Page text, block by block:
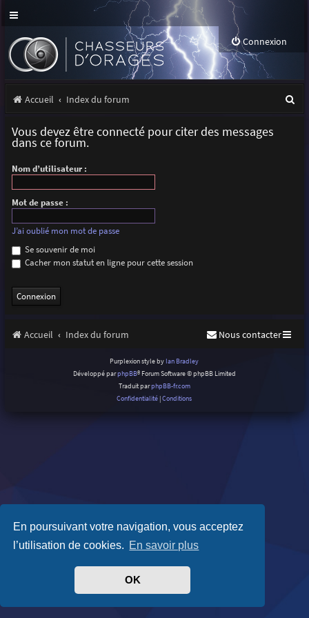
En poursuivant votre navigation, vous acceptez
l’utilisation de cookies. En savoir plus
OK
Connexion
Accueil Index du forum
Vous devez être connecté pour citer des messages
dans ce forum.
Nom d’utilisateur :
Mot de passe :
J’ai oublié mon mot de passe
Se souvenir de moi
Cacher mon statut en ligne pour cette session
Accueil Index du forum Nous contacter
Purplexion style by Ian Bradley
Développé parphpBB® Forum Software © phpBB Limited
Traduit parphpBB-fr.com
Confidentialité |Conditions